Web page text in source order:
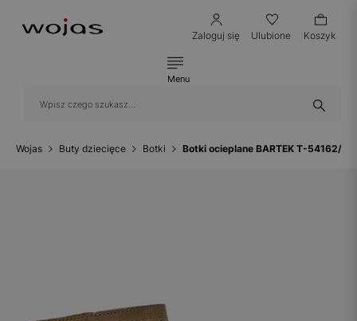
Zaloguj się Ulubione Koszyk
Menu
Wojas Buty dziecięce Botki Botki ocieplane BARTEK T-54162/